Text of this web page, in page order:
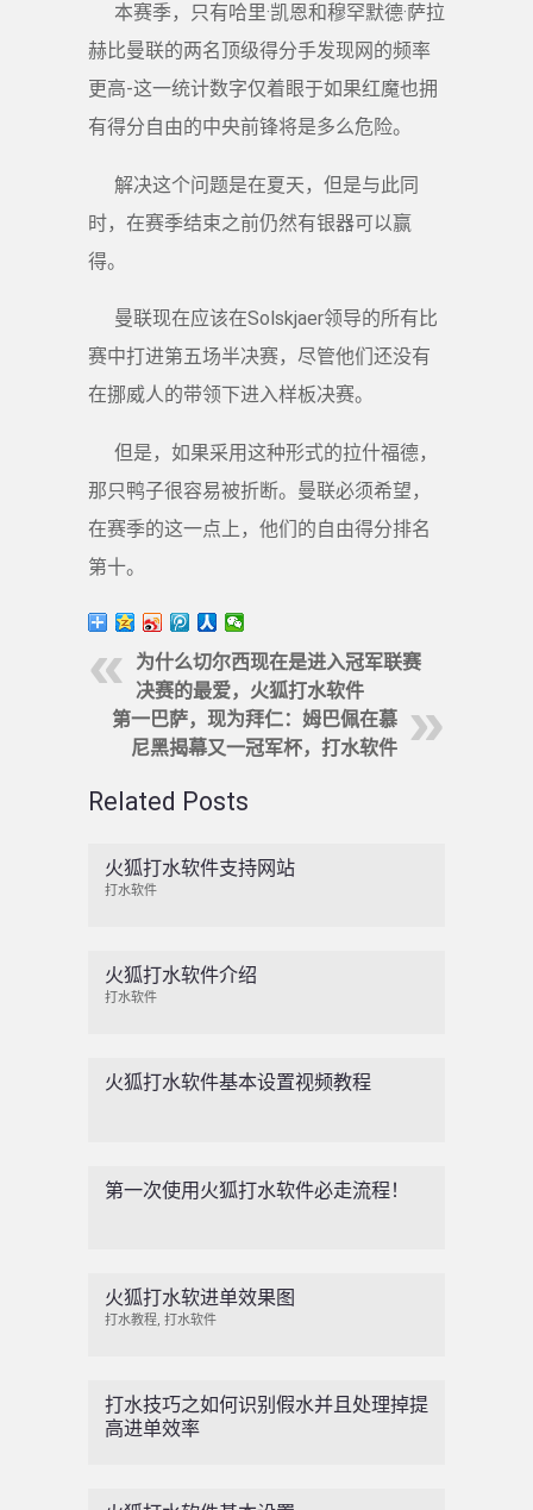
本赛季，只有哈里·凯恩和穆罕默德·萨拉
赫比曼联的两名顶级得分手发现网的频率
更高-这一统计数字仅着眼于如果红魔也拥
有得分自由的中央前锋将是多么危险。
解决这个问题是在夏天，但是与此同
时，在赛季结束之前仍然有银器可以赢
得。
曼联现在应该在Solskjaer领导的所有比
赛中打进第五场半决赛，尽管他们还没有
在挪威人的带领下进入样板决赛。
但是，如果采用这种形式的拉什福德，
那只鸭子很容易被折断。曼联必须希望，
在赛季的这一点上，他们的自由得分排名
第十。
为什么切尔西现在是进入冠军联赛
决赛的最爱，火狐打水软件
第一巴萨，现为拜仁：姆巴佩在慕
尼黑揭幕又一冠军杯，打水软件
Related Posts
火狐打水软件支持网站
打水软件
火狐打水软件介绍
打水软件
火狐打水软件基本设置视频教程
第一次使用火狐打水软件必走流程！
火狐打水软进单效果图
打水教程, 打水软件
打水技巧之如何识别假水并且处理掉提
高进单效率